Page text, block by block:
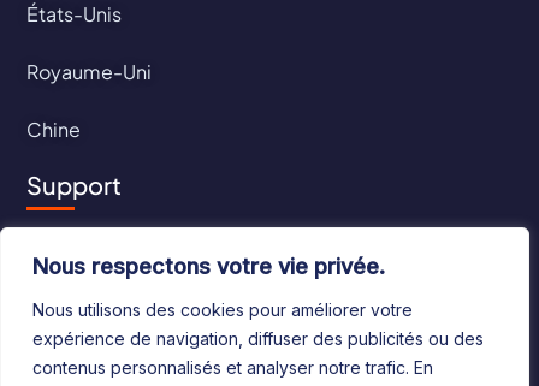
Nous respectons votre vie privée.
Nous utilisons des cookies pour améliorer votre
expérience de navigation, diffuser des publicités ou des
contenus personnalisés et analyser notre trafic. En
États-Unis
Royaume-Uni
Chine
Support
CGU
CGV